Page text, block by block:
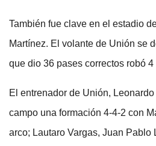
También fue clave en el estadio
Martínez. El volante de Unión se
que dio 36 pases correctos robó 4
El entrenador de Unión,
campo una formación 4-4-2 con
arco; Lautaro Vargas, Juan Pablo